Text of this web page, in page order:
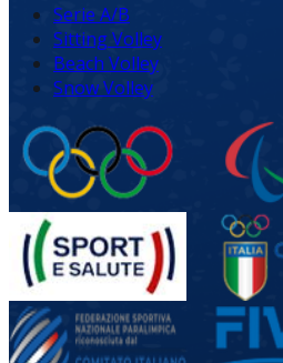
Serie A/B
Sitting Volley
Beach Volley
Snow Volley